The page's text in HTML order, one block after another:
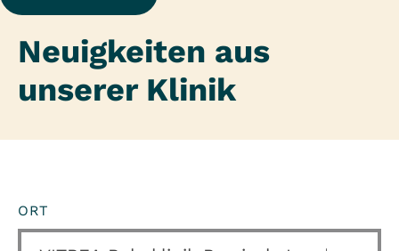
Neuigkeiten aus
unserer Klinik
ORT